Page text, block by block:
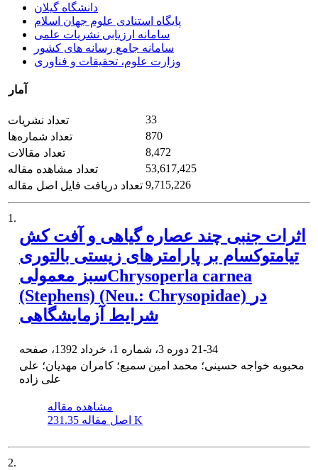
دانشگاه گیلان
پایگاه استنادی علوم جهان اسلام
سامانه ارزیابی نشریات علمی
سامانه جامع رسانه های کشور
وزارت علوم، تحقیقات و فناوری
آمار
تعداد نشریات
33
تعداد شماره‌ها
870
تعداد مقالات
8,472
تعداد مشاهده مقاله
53,617,425
تعداد دریافت فایل اصل مقاله 9,715,226
1.
اثرات جنبی چند عصاره گیاهی و آفت کش
تیامتوکسام بر پارامترهای زیستی بالتوری
سبز معمولیChrysoperla carnea
(Stephens) (Neu.: Chrysopidae) در
شرایط آزمایشگاهی
21-34
محبوبه خواجه حسینی؛ محمد امین سمیع؛ کامران مهدیان؛ علی
علی زاده
مشاهده مقاله
اصل مقاله 231.35 K
2.